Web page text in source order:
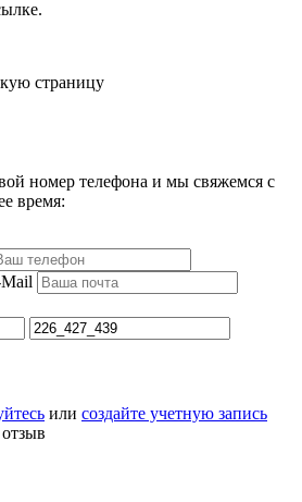
страницу
номер телефона и мы свяжемся с
время:
Mail
или создайте учетную запись